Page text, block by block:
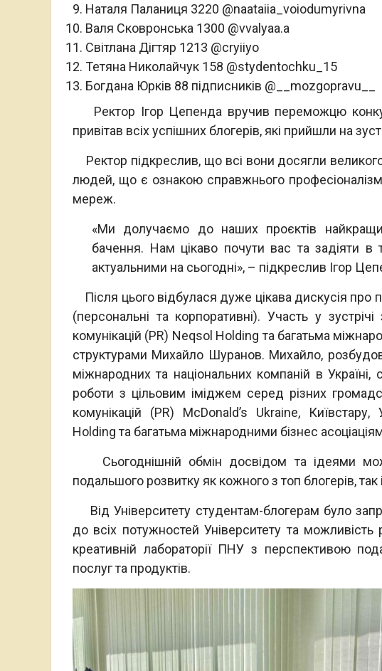
Наталя Паланиця 3220 @naataiia_voiodumyrivna
Валя Сковронська 1300 @vvalyaa.a
Світлана Дігтяр 1213 @cryiiyo
Тетяна Николайчук 158 @stydentochku_15
Богдана Юрків 88 підписників @__mozgopravu__
Ректор Ігор Цепенда вручив переможцю
привітав всіх успішних блогерів, які прийшли на
Ректор підкреслив, що всі вони досягли
людей, що є ознакою справжнього
мереж.
«Ми долучаємо до наших проєктів
бачення. Нам цікаво почути вас та задіяти в
актуальними на сьогодні», – підкреслив Ігор
Після цього відбулася дуже цікава дискусія про
(персональні та корпоративні). Участь у
комунікацій (PR) Neqsol Holding та багатьма
структурами Михайло Шуранов. Михайло,
міжнародних та національних компаній в
роботи з цільовим іміджем серед різних
комунікацій (PR) McDonald’s Ukraine,
Holding та багатьма міжнародними бізнес
Сьогоднішній обмін досвідом та ідеями
подальшого розвитку як кожного з топ блогерів, так
Від Університету студентам-блогерам було
до всіх потужностей Університету та можливість
креативній лабораторії ПНУ з перспективою
послуг та продуктів.